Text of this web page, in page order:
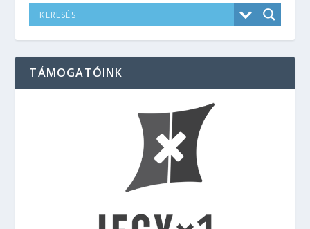
TÁMOGATÓINK